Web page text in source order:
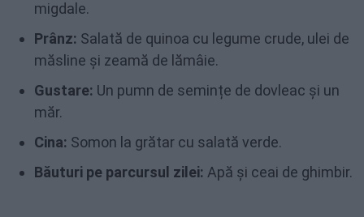
migdale.
Prânz: Salată de quinoa cu legume crude, ulei de
măsline și zeamă de lămâie.
Gustare: Un pumn de semințe de dovleac și un
măr.
Cina: Somon la grătar cu salată verde.
Băuturi pe parcursul zilei: Apă și ceai de ghimbir.